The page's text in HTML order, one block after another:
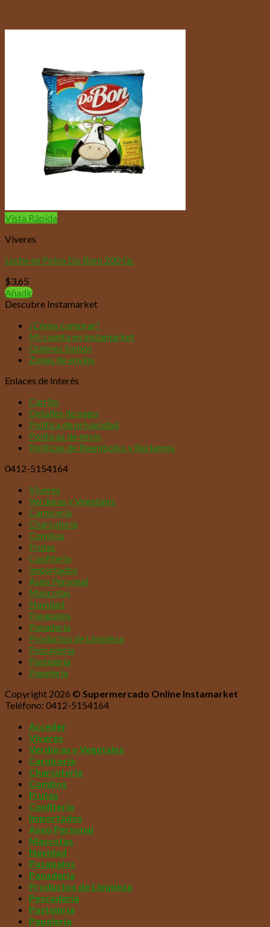
Vista Rápida
Víveres
Leche en Polvo Do Bom 200 Gr.
$3,65
Añadir
Descubre Instamarket
¿Cómo comprar?
Mi cuenta en Instamarket
Quienes Somos
Zonas de envíos
Enlaces de Interés
Carrito
Detalles de pago
Política de privacidad
Políticas de envío
Políticas de Reembolso y Reclamos
0412-5154164
Víveres
Verduras y Vegetales
Carnicería
Charcutería
Combos
Frutas
Confitería
Importados
Aseo Personal
Mascotas
Navidad
Pasapalos
Panadería
Productos de Limpieza
Pescadería
Pastelería
Papelería
Copyright 2026 © Supermercado Online Instamarket
Teléfono: 0412-5154164
Acceder
Víveres
Verduras y Vegetales
Carnicería
Charcutería
Combos
Frutas
Confitería
Importados
Aseo Personal
Mascotas
Navidad
Pasapalos
Panadería
Productos de Limpieza
Pescadería
Pastelería
Papelería